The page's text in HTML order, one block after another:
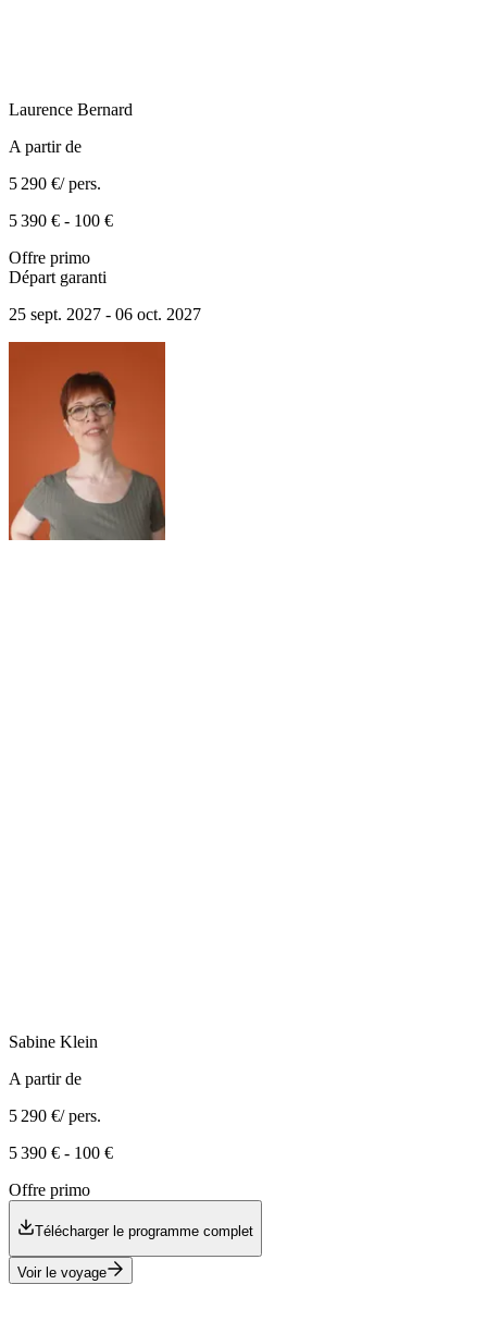
Laurence Bernard
A partir de
5 290 €/ pers.
5 390 € - 100 €
Offre primo
Départ garanti
25 sept. 2027 - 06 oct. 2027
Sabine Klein
A partir de
5 290 €/ pers.
5 390 € - 100 €
Offre primo
Télécharger le programme complet
Voir le voyage